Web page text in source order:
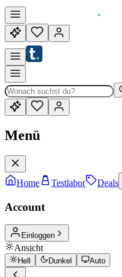
Menü
Home Testlabor Deals
Account
Einloggen
Ansicht
Hell Dunkel Auto